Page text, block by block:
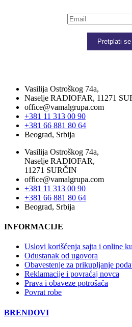
Pretplati se
Vasilija Ostroškog 74a,
Naselje RADIOFAR, 11271
office@vamalgrupa.com
+381 11 313 00 90
+381 66 881 80 64
Beograd, Srbija
Vasilija Ostroškog 74a,
Naselje RADIOFAR,
11271 SURČIN
office@vamalgrupa.com
+381 11 313 00 90
+381 66 881 80 64
Beograd, Srbija
INFORMACIJE
Uslovi korišćenja sajta i online
Odustanak od ugovora
Obavestenje za prikupljanje
Reklamacije i povraćaj novca
Prava i obaveze potrošača
Povrat robe
BRENDOVI